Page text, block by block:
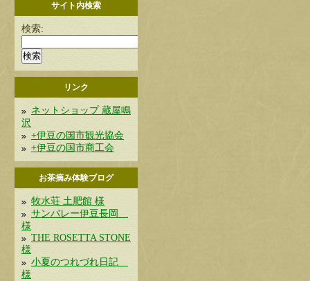
サイト内検索
検索:
リンク
ネットショップ 蔵屋鳴
沢
+伊豆の国市観光協会
+伊豆の国市商工会
お茶摘み体験ブログ
牧水荘 土肥館 様
サンバレー伊豆長岡
様
THE ROSETTA STONE
様
小夏のつれづれ日記
様